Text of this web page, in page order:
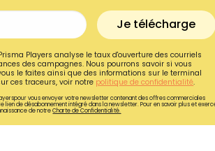
Je télécharge
Players analyse le taux d'ouverture des courriels
des campagnes. Nous pourrons savoir si vous
le faites ainsi que des informations sur le terminal
ces traceurs, voir notre politique de confidentialité.
vous envoyer votre newsletter contenant des offres commerciales
lien de désabonnement intégré dans la newsletter. Pour en savoir plus et
de notreCharte de Confidentialité.
Recevez
recettes inédites de
!